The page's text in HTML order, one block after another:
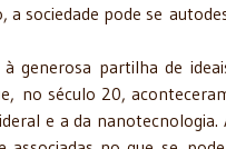
a sociedade pode se
à generosa partilha de
no século 20,
e a da